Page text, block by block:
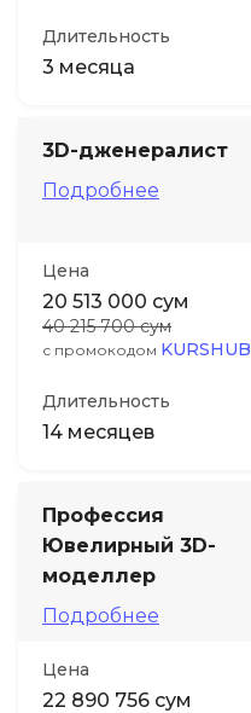
Длительность
3 месяца
3D-дженералист
Подробнее
Цена
20 513 000 сум
40 215 700 сум
с промокодом KURSHUB
Длительность
14 месяцев
Профессия
Ювелирный 3D-
моделлер
Подробнее
Цена
22 890 756 сум